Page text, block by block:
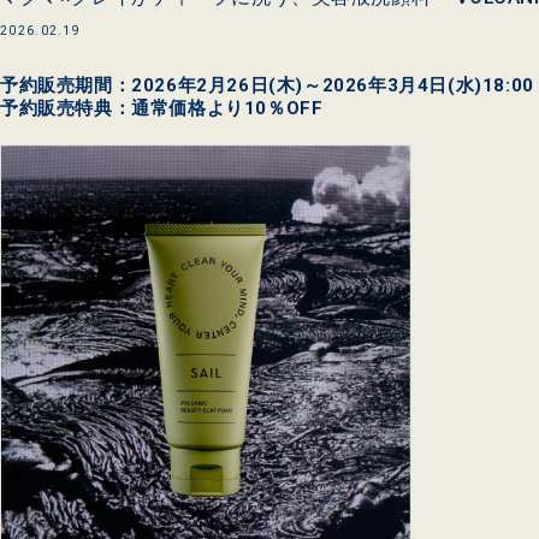
2026.02.19
予約販売期間：2026年2月26日(木)～2026年3月4日(水)18:00
予約販売特典：通常価格より10％OFF